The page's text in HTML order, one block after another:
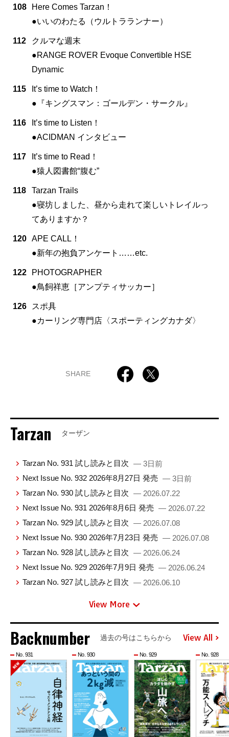
108
Here Comes Tarzan！
●いいのわたる（ウルトラランナー）
112
クルマな週末
●RANGE ROVER Evoque Convertible HSE
Dynamic
115
It’s time to Watch！
●『キングスマン：ゴールデン・サークル』
116
It’s time to Listen！
●ACIDMAN インタビュー
117
It’s time to Read！
●猿人図書館“腹む”
118
Tarzan Trails
●寝坊しました、昼から走れて楽しいトレイルっ
てありますか？
120 APE CALL！
●新年の抱負アンケート……etc.
122
PHOTOGRAPHER
●鳥飼祥恵［アンプティサッカー］
126
スポ具
●カーリング専門店〈スポーティングカナダ〉
SHARE
Tarzan ターザン
Tarzan No. 931 試し読みと目次 — 3日前
Next Issue No. 932 2026年8月27日 発売 — 3日前
Tarzan No. 930 試し読みと目次 — 2026.07.22
Next Issue No. 931 2026年8月6日 発売 — 2026.07.22
Tarzan No. 929 試し読みと目次 — 2026.07.08
Next Issue No. 930 2026年7月23日 発売 — 2026.07.08
Tarzan No. 928 試し読みと目次 — 2026.06.24
Next Issue No. 929 2026年7月9日 発売 — 2026.06.24
Tarzan No. 927 試し読みと目次 — 2026.06.10
View More
Backnumber 過去の号はこちらから View All
No. 931 No. 930 No. 929 No. 928